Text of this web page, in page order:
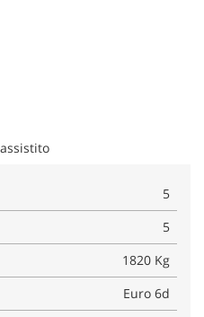
5
5
1820 Kg
Euro 6d